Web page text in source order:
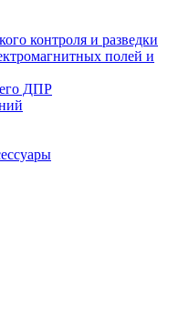
контроля и разведки
полей и
ДПР